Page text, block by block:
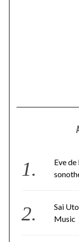
Eve
Sai
Music